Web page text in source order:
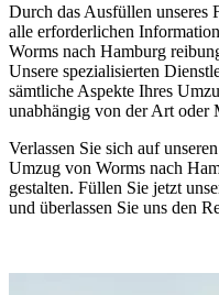
Durch das Ausfüllen unseres
alle erforderlichen
Worms nach Hamburg
Unsere spezialisierten
sämtliche Aspekte Ihres
unabhängig von der Art oder
Verlassen Sie sich auf unseren
Umzug von Worms nach
gestalten. Füllen Sie jetzt
und überlassen Sie uns den